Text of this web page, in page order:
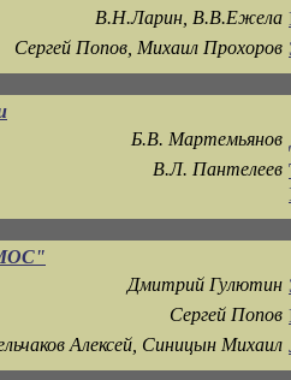
В.Н.Ларин, В.В.Ежела
Сергей Попов, Михаил Прохоров
Б.В. Мартемьянов
В.Л. Пантелеев
Дмитрий Гулютин
Сергей Попов
Алексей, Синицын Михаил